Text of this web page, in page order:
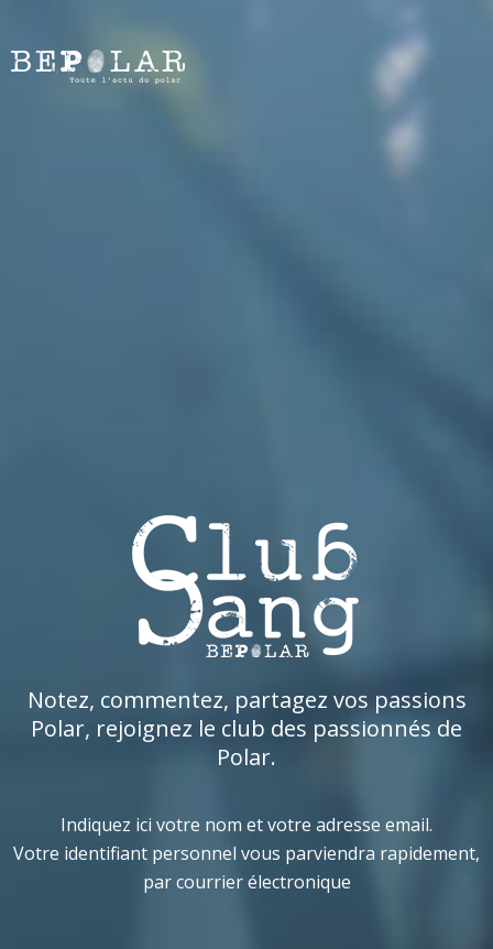
Notez, commentez, partagez vos passions
Polar, rejoignez le club des passionnés de
Polar.
Indiquez ici votre nom et votre adresse email.
Votre identifiant personnel vous parviendra rapidement,
par courrier électronique